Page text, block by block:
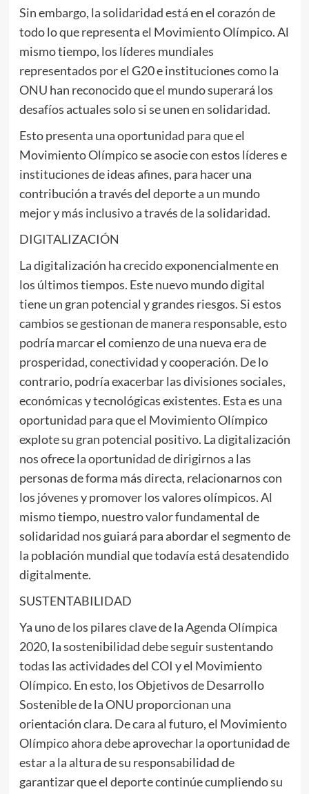
Sin embargo, la solidaridad está en el corazón de
todo lo que representa el Movimiento Olímpico. Al
mismo tiempo, los líderes mundiales
representados por el G20 e instituciones como la
ONU han reconocido que el mundo superará los
desafíos actuales solo si se unen en solidaridad.
Esto presenta una oportunidad para que el
Movimiento Olímpico se asocie con estos líderes e
instituciones de ideas afines, para hacer una
contribución a través del deporte a un mundo
mejor y más inclusivo a través de la solidaridad.
DIGITALIZACIÓN
La digitalización ha crecido exponencialmente en
los últimos tiempos. Este nuevo mundo digital
tiene un gran potencial y grandes riesgos. Si estos
cambios se gestionan de manera responsable, esto
podría marcar el comienzo de una nueva era de
prosperidad, conectividad y cooperación. De lo
contrario, podría exacerbar las divisiones sociales,
económicas y tecnológicas existentes. Esta es una
oportunidad para que el Movimiento Olímpico
explote su gran potencial positivo. La digitalización
nos ofrece la oportunidad de dirigirnos a las
personas de forma más directa, relacionarnos con
los jóvenes y promover los valores olímpicos. Al
mismo tiempo, nuestro valor fundamental de
solidaridad nos guiará para abordar el segmento de
la población mundial que todavía está desatendido
digitalmente.
SUSTENTABILIDAD
Ya uno de los pilares clave de la Agenda Olímpica
2020, la sostenibilidad debe seguir sustentando
todas las actividades del COI y el Movimiento
Olímpico. En esto, los Objetivos de Desarrollo
Sostenible de la ONU proporcionan una
orientación clara. De cara al futuro, el Movimiento
Olímpico ahora debe aprovechar la oportunidad de
estar a la altura de su responsabilidad de
garantizar que el deporte continúe cumpliendo su